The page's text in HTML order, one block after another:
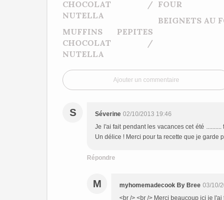
MUFFINS PEPITES
CHOCOLAT /
NUTELLA
BEIGNETS AU
Ajouter un commentaire
S Séverine 02/10/2013 19:46
Je l'ai fait pendant les vacances cet été
Un délice ! Merci pour ta recette que je garde
Répondre
M myhomemadecook By Bree 03/10/
<br /> <br /> Merci beaucoup ici je